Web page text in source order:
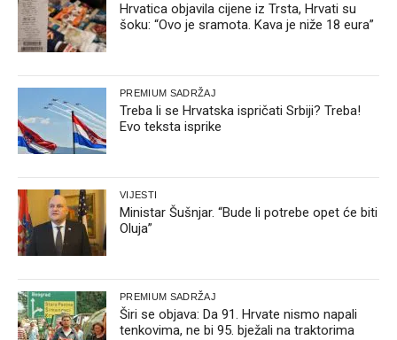
Hrvatica objavila cijene iz Trsta, Hrvati su
šoku: “Ovo je sramota. Kava je niže 18 eura”
PREMIUM SADRŽAJ
Treba li se Hrvatska ispričati Srbiji? Treba!
Evo teksta isprike
VIJESTI
Ministar Šušnjar. “Bude li potrebe opet će biti
Oluja”
PREMIUM SADRŽAJ
Širi se objava: Da 91. Hrvate nismo napali
tenkovima, ne bi 95. bježali na traktorima